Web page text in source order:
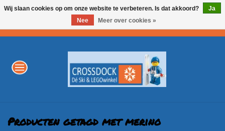
WINTERSPORT
LEGO
Producten getagd met merino
Wij slaan cookies op om onze website te verbeteren. Is dat akkoord?
Ja
Nee
Meer over cookies »